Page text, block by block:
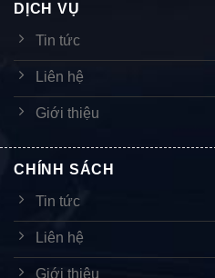
DỊCH VỤ
Tin tức
Liên hệ
Giới thiệu
CHÍNH SÁCH
Tin tức
Liên hệ
Giới thiệu